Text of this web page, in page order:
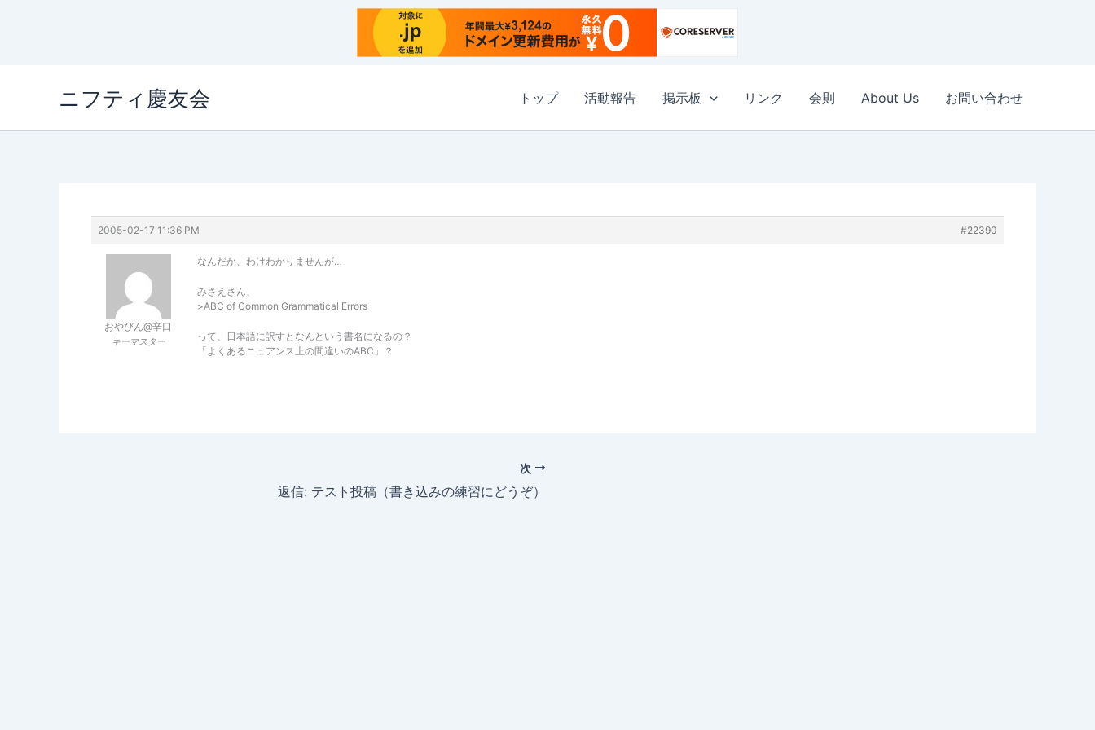
ニフティ慶友会 トップ 活動報告 掲示板 リンク 会則 About Us お問い合わせ
2005-02-17 11:36 PM #22390
おやびん@辛口
キーマスター
なんだか、わけわかりませんが…
みさえさん、
>ABC of Common Grammatical Errors
って、日本語に訳すとなんという書名になるの？
「よくあるニュアンス上の間違いのABC」？
次
返信: テスト投稿（書き込みの練習にどうぞ）